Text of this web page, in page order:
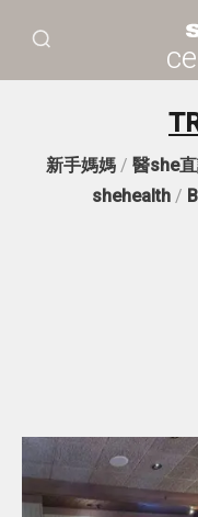
新手媽媽/ 醫she
shehealth/